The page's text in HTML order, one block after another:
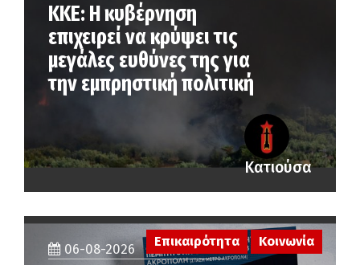
ΚΚΕ: Η κυβέρνηση
επιχειρεί να κρύψει τις
μεγάλες ευθύνες της για
την εμπρηστική πολιτική
Κατιούσα
06-08-2026
Επικαιρότητα Κοινωνία